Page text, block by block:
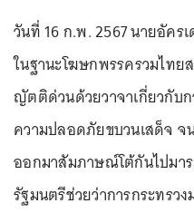
วันที่ 16 ก.พ. 2567 นายอัคร
ในฐานะโฆษกพรรครวมไทย
ญัตติด่วนด้วยวาจาเกี่ยวกับ
ความปลอดภัยขบวนเสด็จ จ
ออกมาสัมภาษณ์โต้กันไปมา
รัฐมนตรีช่วยว่าการกระทรว